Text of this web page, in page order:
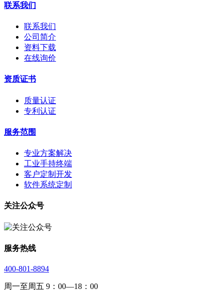
联系我们
联系我们
公司简介
资料下载
在线询价
资质证书
质量认证
专利认证
服务范围
专业方案解决
工业手持终端
客户定制开发
软件系统定制
关注公众号
服务热线
400-801-8894
周一至周五 9：00—18：00